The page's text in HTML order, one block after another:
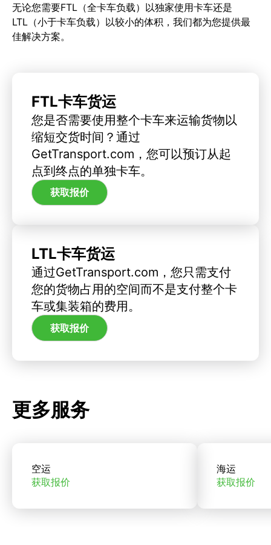
无论您需要FTL（全卡车负载）以独家使用卡车还是
LTL（小于卡车负载）以较小的体积，我们都为您提供最
佳解决方案。
FTL卡车货运
您是否需要使用整个卡车来运输货物以
缩短交货时间？通过
GetTransport.com，您可以预订从起
点到终点的单独卡车。
获取报价
LTL卡车货运
通过GetTransport.com，您只需支付
您的货物占用的空间而不是支付整个卡
车或集装箱的费用。
获取报价
更多服务
空运
获取报价
海运
获取报价